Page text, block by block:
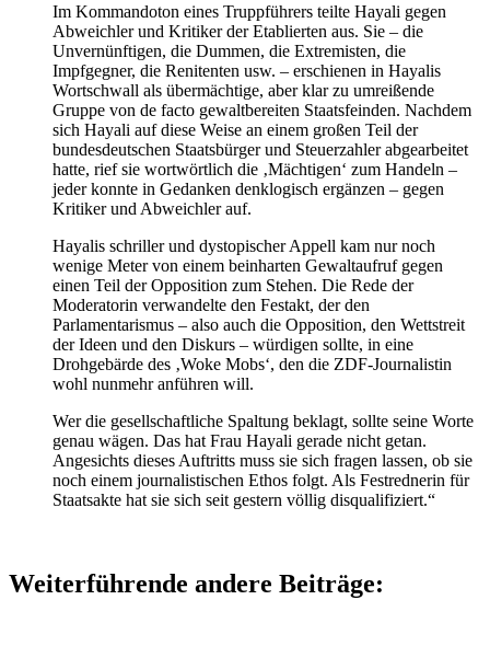
Im Kommandoton eines Truppführers teilte Hayali gegen
Abweichler und Kritiker der Etablierten aus. Sie – die
Unvernünftigen, die Dummen, die Extremisten, die
Impfgegner, die Renitenten usw. – erschienen in Hayalis
Wortschwall als übermächtige, aber klar zu umreißende
Gruppe von de facto gewaltbereiten Staatsfeinden. Nachdem
sich Hayali auf diese Weise an einem großen Teil der
bundesdeutschen Staatsbürger und Steuerzahler abgearbeitet
hatte, rief sie wortwörtlich die ‚Mächtigen‘ zum Handeln –
jeder konnte in Gedanken denklogisch ergänzen – gegen
Kritiker und Abweichler auf.
Hayalis schriller und dystopischer Appell kam nur noch
wenige Meter von einem beinharten Gewaltaufruf gegen
einen Teil der Opposition zum Stehen. Die Rede der
Moderatorin verwandelte den Festakt, der den
Parlamentarismus – also auch die Opposition, den Wettstreit
der Ideen und den Diskurs – würdigen sollte, in eine
Drohgebärde des ‚Woke Mobs‘, den die ZDF-Journalistin
wohl nunmehr anführen will.
Wer die gesellschaftliche Spaltung beklagt, sollte seine Worte
genau wägen. Das hat Frau Hayali gerade nicht getan.
Angesichts dieses Auftritts muss sie sich fragen lassen, ob sie
noch einem journalistischen Ethos folgt. Als Festrednerin für
Staatsakte hat sie sich seit gestern völlig disqualifiziert.“
Weiterführende andere Beiträge: